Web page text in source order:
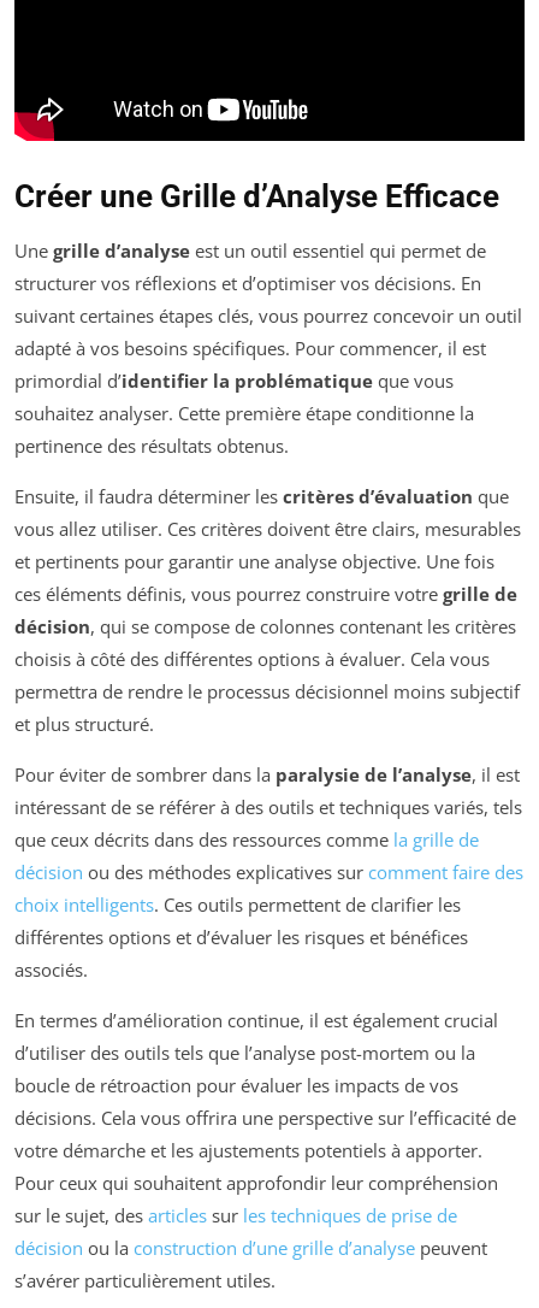
Créer une Grille d’Analyse Efficace
Une grille d’analyse est un outil essentiel qui permet de
structurer vos réflexions et d’optimiser vos décisions. En
suivant certaines étapes clés, vous pourrez concevoir un outil
adapté à vos besoins spécifiques. Pour commencer, il est
primordial d’identifier la problématique que vous
souhaitez analyser. Cette première étape conditionne la
pertinence des résultats obtenus.
Ensuite, il faudra déterminer les critères d’évaluation que
vous allez utiliser. Ces critères doivent être clairs, mesurables
et pertinents pour garantir une analyse objective. Une fois
ces éléments définis, vous pourrez construire votre grille de
décision, qui se compose de colonnes contenant les critères
choisis à côté des différentes options à évaluer. Cela vous
permettra de rendre le processus décisionnel moins subjectif
et plus structuré.
Pour éviter de sombrer dans la paralysie de l’analyse, il est
intéressant de se référer à des outils et techniques variés, tels
que ceux décrits dans des ressources comme la grille de
décision ou des méthodes explicatives sur comment faire des
choix intelligents. Ces outils permettent de clarifier les
différentes options et d’évaluer les risques et bénéfices
associés.
En termes d’amélioration continue, il est également crucial
d’utiliser des outils tels que l’analyse post-mortem ou la
boucle de rétroaction pour évaluer les impacts de vos
décisions. Cela vous offrira une perspective sur l’efficacité de
votre démarche et les ajustements potentiels à apporter.
Pour ceux qui souhaitent approfondir leur compréhension
sur le sujet, des articles sur les techniques de prise de
décision ou la construction d’une grille d’analyse peuvent
s’avérer particulièrement utiles.